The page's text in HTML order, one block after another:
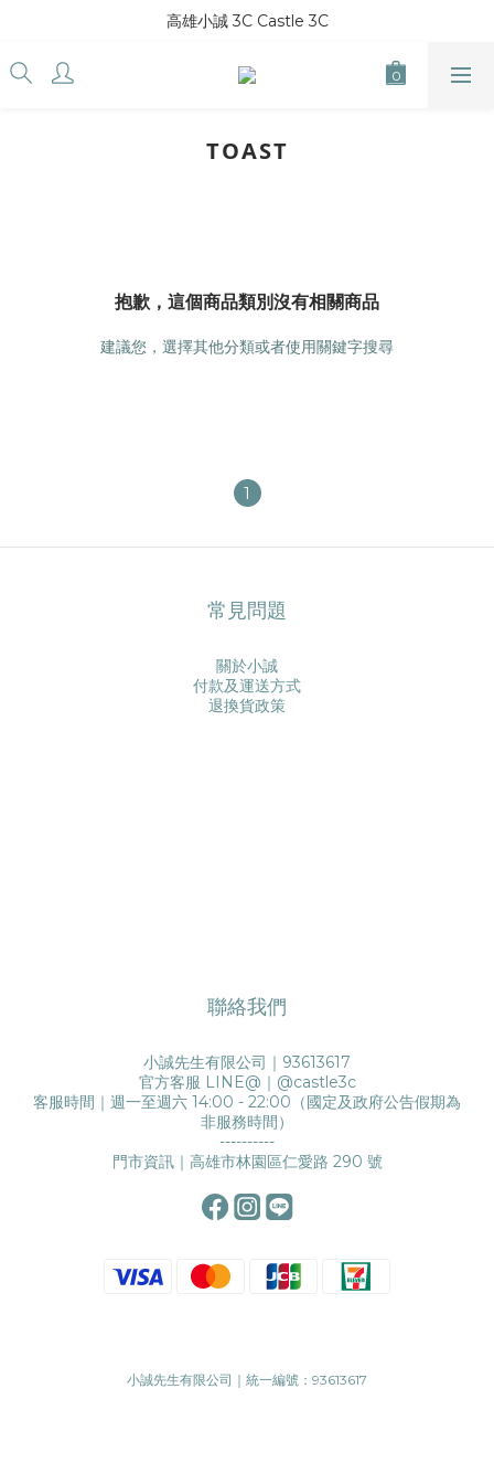
高雄小誠 3C Castle 3C
TOAST
抱歉，這個商品類別沒有相關商品
建議您，選擇其他分類或者使用關鍵字搜尋
1
常見問題
關於小誠
付款及運送方式
退換貨政策
聯絡我們
小誠先生有限公司｜93613617
官方客服 LINE@｜ @castle3c
客服時間｜週一至週六 14:00 - 22:00（國定及政府公告假期為
非服務時間）
----------
門市資訊｜高雄市林園區仁愛路 290 號
小誠先生有限公司｜統一編號：93613617